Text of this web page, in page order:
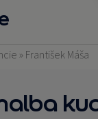
» František Máša